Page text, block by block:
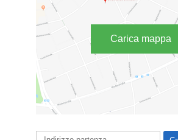
Carica mappa